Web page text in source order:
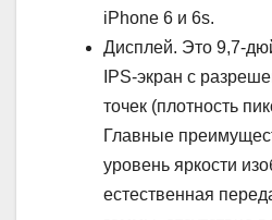
iPhone 6 и 6s.
Дисплей. Это 9,7-
IPS-экран с
точек (плотность
Главные
уровень яркости
естественная